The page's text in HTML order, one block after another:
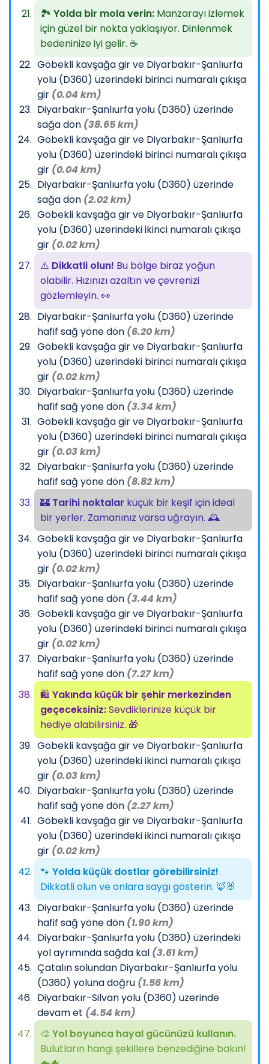
🏞️ Yolda bir mola verin:Manzarayı izlemek
için güzel bir nokta yaklaşıyor. Dinlenmek
bedeninize iyi gelir. ☕
Göbekli kavşağa gir ve Diyarbakır-Şanlıurfa
yolu (D360) üzerindeki birinci numaralı çıkışa
gir (0.04 km)
Diyarbakır-Şanlıurfa yolu (D360) üzerinde
sağa dön (38.65 km)
Göbekli kavşağa gir ve Diyarbakır-Şanlıurfa
yolu (D360) üzerindeki birinci numaralı çıkışa
gir (0.04 km)
Diyarbakır-Şanlıurfa yolu (D360) üzerinde
sağa dön (2.02 km)
Göbekli kavşağa gir ve Diyarbakır-Şanlıurfa
yolu (D360) üzerindeki ikinci numaralı çıkışa
gir (0.02 km)
⚠️ Dikkatli olun! Bu bölge biraz yoğun
olabilir. Hızınızı azaltın ve çevrenizi
gözlemleyin. 👀
Diyarbakır-Şanlıurfa yolu (D360) üzerinde
hafif sağ yöne dön (6.20 km)
Göbekli kavşağa gir ve Diyarbakır-Şanlıurfa
yolu (D360) üzerindeki birinci numaralı çıkışa
gir (0.02 km)
Diyarbakır-Şanlıurfa yolu (D360) üzerinde
hafif sağ yöne dön (3.34 km)
Göbekli kavşağa gir ve Diyarbakır-Şanlıurfa
yolu (D360) üzerindeki birinci numaralı çıkışa
gir (0.03 km)
Diyarbakır-Şanlıurfa yolu (D360) üzerinde
hafif sağ yöne dön (8.82 km)
🏰 Tarihi noktalar küçük bir keşif için ideal
bir yerler. Zamanınız varsa uğrayın. 🕰️
Göbekli kavşağa gir ve Diyarbakır-Şanlıurfa
yolu (D360) üzerindeki birinci numaralı çıkışa
gir (0.02 km)
Diyarbakır-Şanlıurfa yolu (D360) üzerinde
hafif sağ yöne dön (3.44 km)
Göbekli kavşağa gir ve Diyarbakır-Şanlıurfa
yolu (D360) üzerindeki birinci numaralı çıkışa
gir (0.02 km)
Diyarbakır-Şanlıurfa yolu (D360) üzerinde
hafif sağ yöne dön (7.27 km)
🛍️ Yakında küçük bir şehir merkezinden
geçeceksiniz:Sevdiklerinize küçük bir
hediye alabilirsiniz. 🎁
Göbekli kavşağa gir ve Diyarbakır-Şanlıurfa
yolu (D360) üzerindeki ikinci numaralı çıkışa
gir (0.03 km)
Diyarbakır-Şanlıurfa yolu (D360) üzerinde
hafif sağ yöne dön (2.27 km)
Göbekli kavşağa gir ve Diyarbakır-Şanlıurfa
yolu (D360) üzerindeki ikinci numaralı çıkışa
gir (0.02 km)
🐾 Yolda küçük dostlar görebilirsiniz!
Dikkatli olun ve onlara saygı gösterin. 🦊🐰
Diyarbakır-Şanlıurfa yolu (D360) üzerinde
hafif sağ yöne dön (1.90 km)
Diyarbakır-Şanlıurfa yolu (D360) üzerindeki
yol ayrımında sağda kal (3.61 km)
Çatalın solundan Diyarbakır-Şanlıurfa yolu
(D360) yoluna doğru (1.56 km)
Diyarbakır-Silvan yolu (D360) üzerinde
devam et (4.54 km)
🎨 Yol boyunca hayal gücünüzü kullanın.
Bulutların hangi şekillere benzediğine bakın!